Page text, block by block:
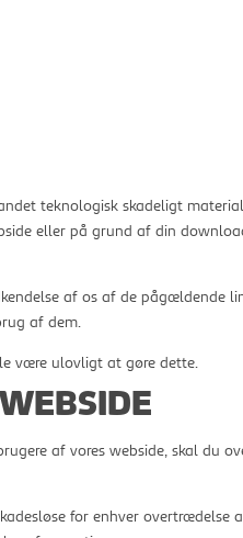
teknologisk skadeligt
eller på grund af din
af os af de pågældende
af dem.
være ulovligt at gøre dette.
af vores webside, skal du
for enhver overtrædelse